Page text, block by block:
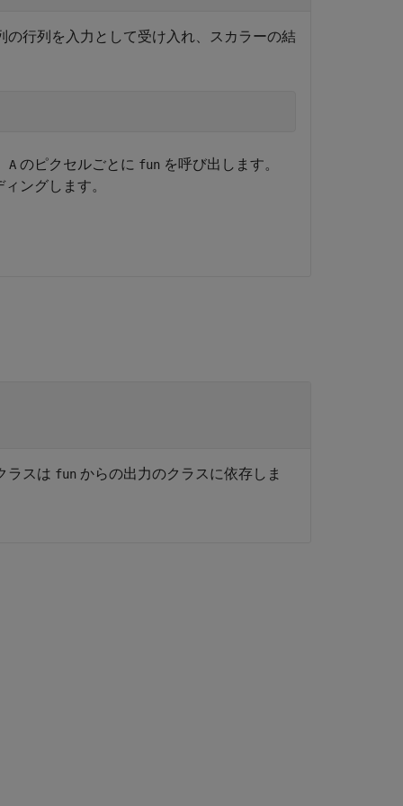
の行列を入力として受け入れ、スカラーの結
A のピクセルごとに fun を呼び出します。
ングします。
ラスは fun からの出力のクラスに依存しま